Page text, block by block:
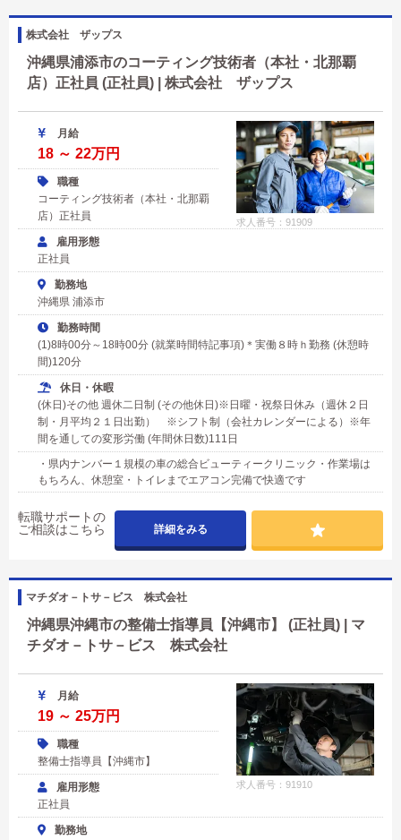
株式会社 ザップス
沖縄県浦添市のコーティング技術者（本社・北那覇
店）正社員 (正社員) | 株式会社 ザップス
求人番号：91909
月給
18 ～ 22万円
職種
コーティング技術者（本社・北那覇
店）正社員
雇用形態
正社員
勤務地
沖縄県 浦添市
勤務時間
(1)8時00分～18時00分 (就業時間特記事項)＊実働８時ｈ勤務 (休憩時
間)120分
休日・休暇
(休日)その他 週休二日制 (その他休日)※日曜・祝祭日休み（週休２日
制・月平均２１日出勤） ※シフト制（会社カレンダーによる）※年
間を通しての変形労働 (年間休日数)111日
・県内ナンバー１規模の車の総合ビューティークリニック・作業場は
もちろん、休憩室・トイレまでエアコン完備で快適です
転職サポートの
ご相談はこちら
詳細をみる
マチダオ－トサ－ビス 株式会社
沖縄県沖縄市の整備士指導員【沖縄市】 (正社員) | マ
チダオ－トサ－ビス 株式会社
求人番号：91910
月給
19 ～ 25万円
職種
整備士指導員【沖縄市】
雇用形態
正社員
勤務地